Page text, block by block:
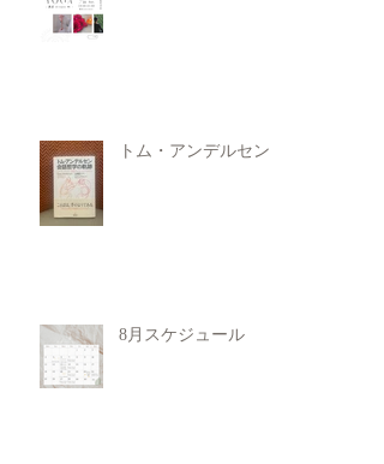
トム・アンデルセン
8月スケジュール